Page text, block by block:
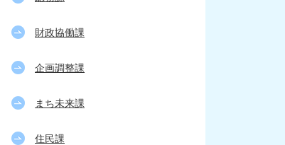
財政協働課
企画調整課
まち未来課
住民課